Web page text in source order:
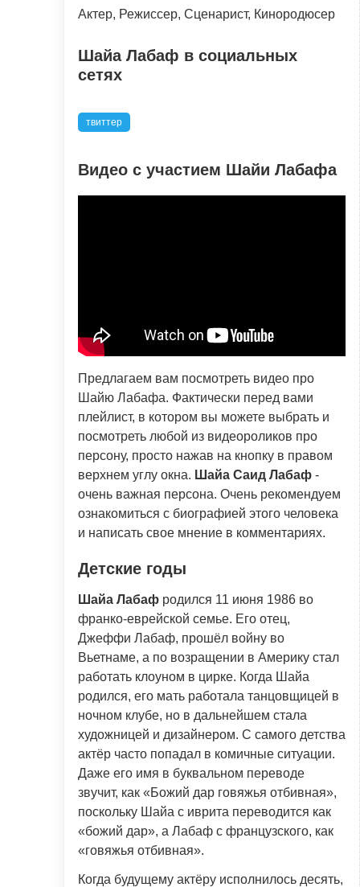
Актер, Режиссер, Сценарист, Кинородюсер
Шайа Лабаф в социальных
сетях
твиттер
Видео с участием Шайи Лабафа
Предлагаем вам посмотреть видео про
Шайю Лабафа. Фактически перед вами
плейлист, в котором вы можете выбрать и
посмотреть любой из видеороликов про
персону, просто нажав на кнопку в правом
верхнем углу окна. Шайа Саид Лабаф -
очень важная персона. Очень рекомендуем
ознакомиться с биографией этого человека
и написать свое мнение в комментариях.
Детские годы
Шайа Лабаф родился 11 июня 1986 во
франко-еврейской семье. Его отец,
Джеффи Лабаф, прошёл войну во
Вьетнаме, а по возращении в Америку стал
работать клоуном в цирке. Когда Шайа
родился, его мать работала танцовщицей в
ночном клубе, но в дальнейшем стала
художницей и дизайнером. С самого детства
актёр часто попадал в комичные ситуации.
Даже его имя в буквальном переводе
звучит, как «Божий дар говяжья отбивная»,
поскольку Шайа с иврита переводится как
«божий дар», а Лабаф с французского, как
«говяжья отбивная».
Когда будущему актёру исполнилось десять,